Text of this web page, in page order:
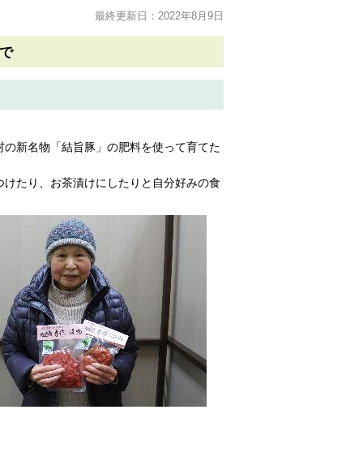
最終更新日：2022年8月9日
新名物「結旨豚」の肥料を使って育てた
たり、お茶漬けにしたりと自分好みの食